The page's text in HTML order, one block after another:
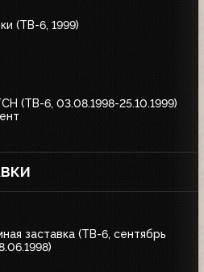
(ТВ-6, 1999)
(ТВ-6, 03.08.1998-25.10.1999)
заставка (ТВ-6, сентябрь